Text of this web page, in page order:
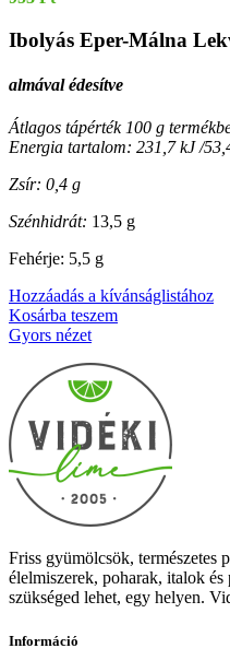
Ibolyás Eper-Málna
almával édesítve
Átlagos tápérték 100 g
Energia tartalom: 231,7 kJ /
Zsír: 0,4 g
Szénhidrát: 13,5 g
Fehérje: 5,5 g
Hozzáadás a kívánságlistához
Kosárba teszem
Gyors nézet
Friss gyümölcsök, természetes
élelmiszerek, poharak, italok
szükséged lehet, egy helyen.
Információ